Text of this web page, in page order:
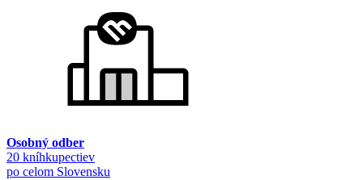
Osobný odber
20 kníhkupectiev
po celom Slovensku